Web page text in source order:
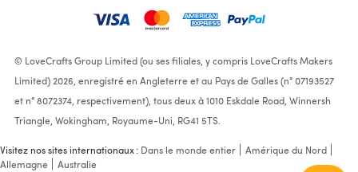
© LoveCrafts Group Limited (ou ses filiales, y compris LoveCrafts Makers
Limited) 2026, enregistré en Angleterre et au Pays de Galles (n° 07193527
et n° 8072374, respectivement), tous deux à 1010 Eskdale Road, Winnersh
Triangle, Wokingham, Royaume-Uni, RG41 5TS.
Visitez nos sites internationaux : Dans le monde entier
Amérique du Nord
Allemagne
Australie